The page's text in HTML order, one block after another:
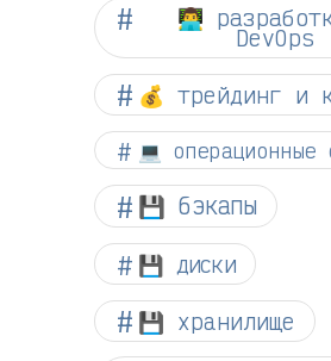
👨‍💻
DevOps
💰 трейдинг и
💻 операционные
💾 бэкапы
💾 диски
💾 хранилище